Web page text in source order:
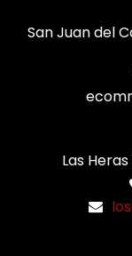
San Juan del
Las